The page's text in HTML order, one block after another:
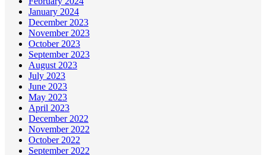
January 2024
December 2023
November 2023
October 2023
September 2023
August 2023
July 2023
June 2023
May 2023
April 2023
December 2022
November 2022
October 2022
September 2022